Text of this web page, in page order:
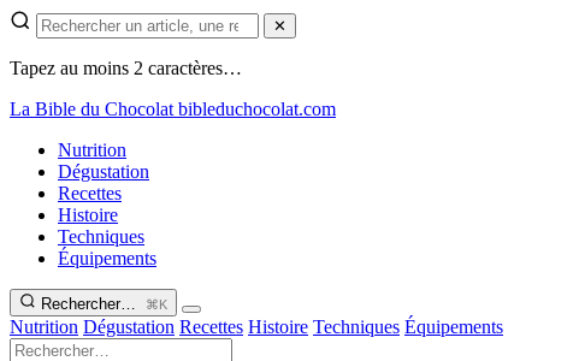
✕
Tapez au moins 2 caractères…
La Bible du Chocolat bibleduchocolat.com
Nutrition
Dégustation
Recettes
Histoire
Techniques
Équipements
Rechercher… ⌘K
Nutrition Dégustation Recettes Histoire Techniques Équipements